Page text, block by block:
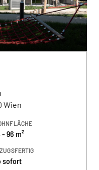
Wien
- 96 m²
sofort